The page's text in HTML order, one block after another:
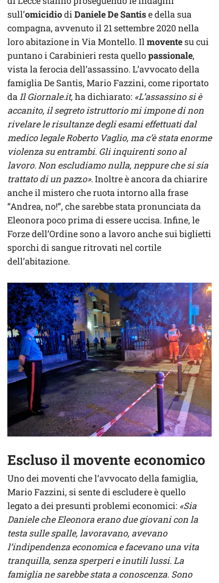
sull’omicidiodiDaniele De Santise della sua
compagna, avvenuto il 21 settembre 2020 nella
loro abitazione in Via Montello. Ilmovente su cui
puntano i Carabinieri resta quellopassionale,
vista la ferocia dell’assassino. L’avvocato della
famiglia De Santis, Mario Fazzini, come riportato
daIl Giornale.it,ha dichiarato: «L’assassino si è
accanito, il segreto istruttorio mi impone di non
rivelare le risultanze degli esami effettuati dal
medico legale Roberto Vaglio, ma c’è stata enorme
violenza su entrambi. Gli inquirenti sono al
lavoro. Non escludiamo nulla, neppure che si sia
trattato di un pazzo».Inoltre è ancora da chiarire
anche il mistero che ruota intorno alla frase
“Andrea, no!”, che sarebbe stata pronunciata da
Eleonora poco prima di essere uccisa. Infine, le
Forze dell’Ordine sono a lavoro anche sui biglietti
sporchi di sangue ritrovati nel cortile
dell’abitazione.
Escluso il movente economico
Uno dei moventi che l’avvocato della famiglia,
Mario Fazzini, si sente di escludere è quello
legato a dei presunti problemi economici: «Sia
Daniele che Eleonora erano due giovani con la
testa sulle spalle, lavoravano, avevano
l’indipendenza economica e facevano una vita
tranquilla, senza sperperi e inutili lussi. La
famiglia ne sarebbe stata a conoscenza. Sono